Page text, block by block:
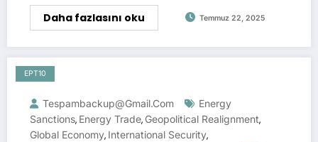
Daha fazlasını oku Temmuz 22, 2025
EPT10
Tespambackup@gmail.com
Energy
Sanctions, Energy Trade, Geopolitical Realignment,
Global Economy, International Security,